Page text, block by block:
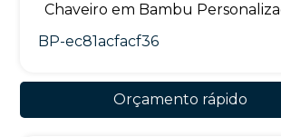
Chaveiro em Bambu
BP-ec81acfacf36
Orçamento rápido